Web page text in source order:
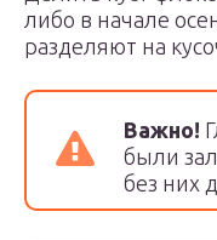
либо в начале
разделяют на
Важно!
были
без них